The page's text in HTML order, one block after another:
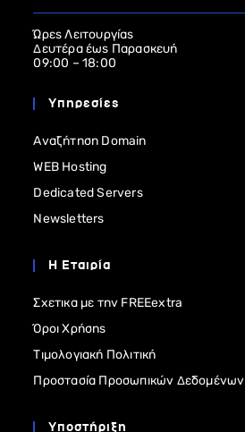
Ώρες Λειτουργίας
Δευτέρα έως Παρασκευή
09:00 – 18:00
Υπηρεσίες
Αναζήτηση Domain
WEB Hosting
Dedicated Servers
Newsletters
Η Εταιρία
Σχετικα με την FREEextra
Όροι Χρήσης
Τιμολογιακή Πολιτική
Προστασία Προσωπικών Δεδομένων
Υποστήριξη